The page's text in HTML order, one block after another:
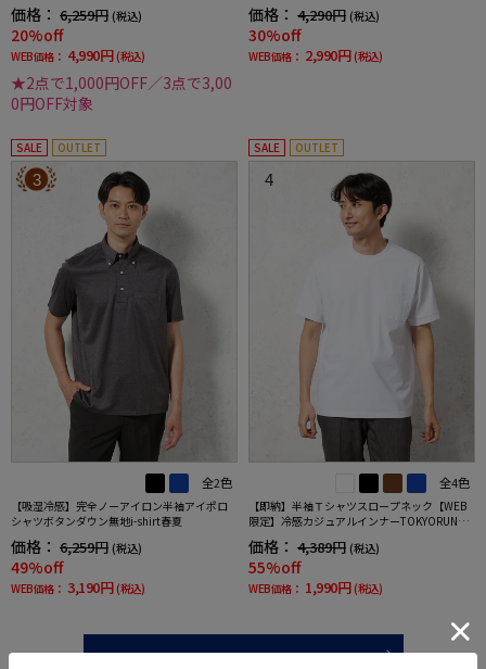
夏
価格： 6,259円 (税込)
20%off
WEB価格： 4,990円 (税込)
★2点で1,000円OFF／3点で3,00
0円OFF対象
価格： 4,290円 (税込)
30%off
WEB価格： 2,990円 (税込)
SALE OUTLET
3
全2色
【吸湿冷感】完全ノーアイロン半袖アイポロ
シャツボタンダウン無地i-shirt春夏
価格： 6,259円 (税込)
49%off
WEB価格： 3,190円 (税込)
SALE OUTLET
4
全4色
【即納】半袖Ｔシャツスロープネック【WEB
限定】冷感カジュアルインナーTOKYORUN春
価格： 4,389円 (税込)
55%off
WEB価格： 1,990円 (税込)
more